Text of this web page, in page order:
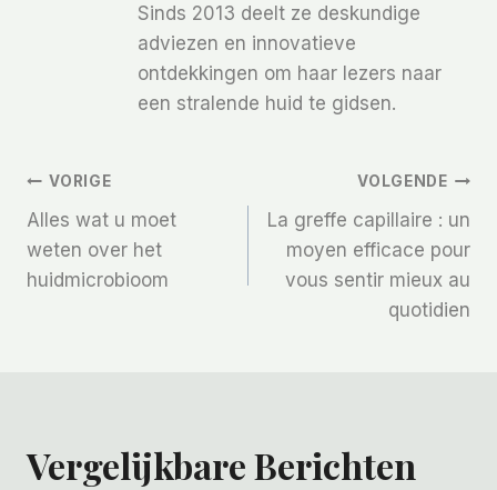
Sinds 2013 deelt ze deskundige
adviezen en innovatieve
ontdekkingen om haar lezers naar
een stralende huid te gidsen.
Bericht
Navigatie
VORIGE
Alles wat u moet
weten over het
huidmicrobioom
VOLGENDE
La greffe capillaire : un
moyen efficace pour
vous sentir mieux au
quotidien
Vergelijkbare Berichten